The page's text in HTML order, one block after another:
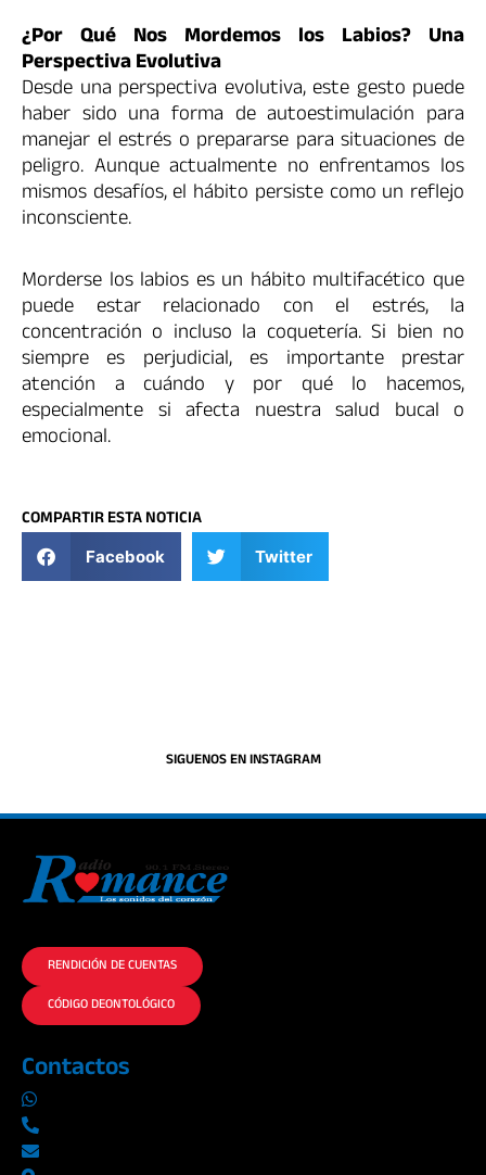
¿Por Qué Nos Mordemos los Labios? Una
Perspectiva Evolutiva
Desde una perspectiva evolutiva, este gesto puede
haber sido una forma de autoestimulación para
manejar el estrés o prepararse para situaciones de
peligro. Aunque actualmente no enfrentamos los
mismos desafíos, el hábito persiste como un reflejo
inconsciente.
Morderse los labios es un hábito multifacético que
puede estar relacionado con el estrés, la
concentración o incluso la coquetería. Si bien no
siempre es perjudicial, es importante prestar
atención a cuándo y por qué lo hacemos,
especialmente si afecta nuestra salud bucal o
emocional.
COMPARTIR ESTA NOTICIA
Facebook Twitter
SIGUENOS EN INSTAGRAM
RENDICIÓN DE CUENTAS
CÓDIGO DEONTOLÓGICO
Contactos